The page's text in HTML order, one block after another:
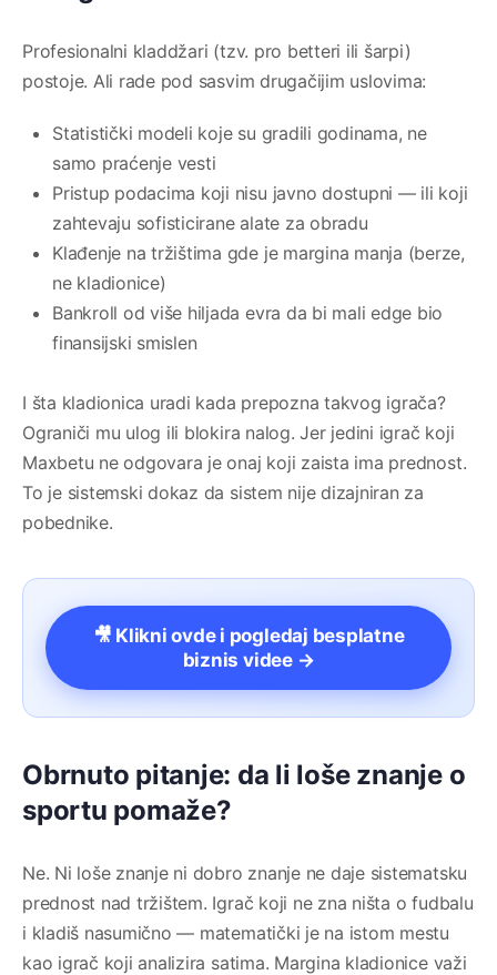
Profesionalni kladdžari (tzv. pro betteri ili šarpi)
postoje. Ali rade pod sasvim drugačijim uslovima:
Statistički modeli koje su gradili godinama, ne
samo praćenje vesti
Pristup podacima koji nisu javno dostupni — ili koji
zahtevaju sofisticirane alate za obradu
Klađenje na tržištima gde je margina manja (berze,
ne kladionice)
Bankroll od više hiljada evra da bi mali edge bio
finansijski smislen
I šta kladionica uradi kada prepozna takvog igrača?
Ograniči mu ulog ili blokira nalog. Jer jedini igrač koji
Maxbetu ne odgovara je onaj koji zaista ima prednost.
To je sistemski dokaz da sistem nije dizajniran za
pobednike.
🎥 Klikni ovde i pogledaj besplatne
biznis videe →
Obrnuto pitanje: da li loše znanje o
sportu pomaže?
Ne. Ni loše znanje ni dobro znanje ne daje sistematsku
prednost nad tržištem. Igrač koji ne zna ništa o fudbalu
i kladiš nasumično — matematički je na istom mestu
kao igrač koji analizira satima. Margina kladionice važi